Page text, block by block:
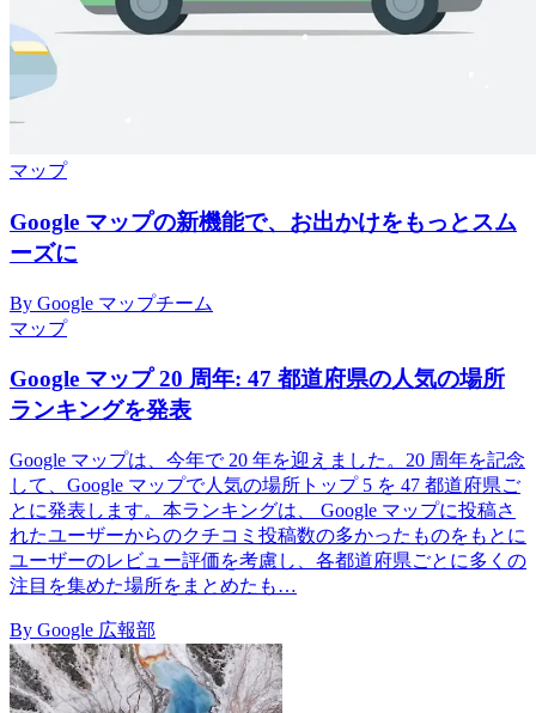
マップ
Google マップの新機能で、お出かけをもっとスム
ーズに
By Google マップチーム
マップ
Google マップ 20 周年: 47 都道府県の人気の場所
ランキングを発表
Google マップは、今年で 20 年を迎えました。20 周年を記念
して、Google マップで人気の場所トップ 5 を 47 都道府県ご
とに発表します。本ランキングは、 Google マップに投稿さ
れたユーザーからのクチコミ投稿数の多かったものをもとに
ユーザーのレビュー評価を考慮し、各都道府県ごとに多くの
注目を集めた場所をまとめたも…
By Google 広報部